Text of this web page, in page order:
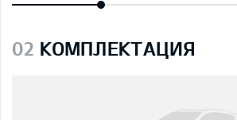
02 КОМПЛЕКТАЦИЯ